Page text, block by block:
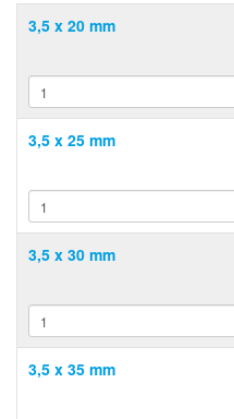
3,5 x 20 mm
3,5 x 25 mm
3,5 x 30 mm
3,5 x 35 mm